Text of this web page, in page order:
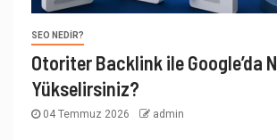
SEO NEDIR?
Otoriter Backlink ile Google’da
Yükselirsiniz?
04 Temmuz 2026 admin